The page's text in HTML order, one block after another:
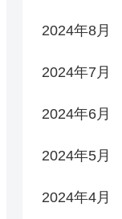
2024年8月
2024年7月
2024年6月
2024年5月
2024年4月